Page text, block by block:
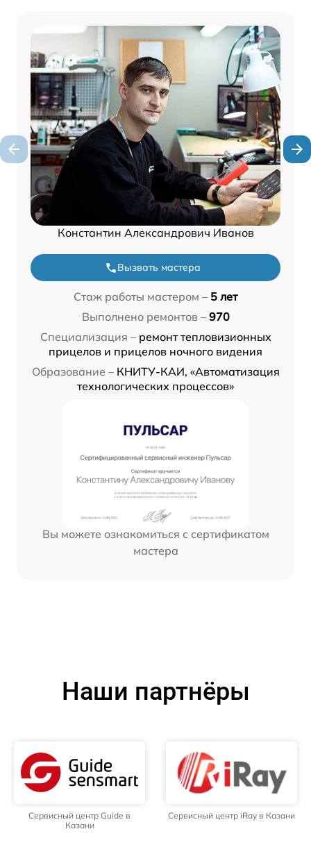
Константин Александрович Иванов
Вызвать мастера
Стаж работы мастером – 5 лет
Выполнено ремонтов – 970
Специализация – ремонт тепловизионных
прицелов и прицелов ночного видения
Образование – КНИТУ-КАИ, «Автоматизация
технологических процессов»
Вы можете ознакомиться с сертификатом
мастера
Наши партнёры
Сервисный центр Guide в
Казани
Сервисный центр iRay в Казани